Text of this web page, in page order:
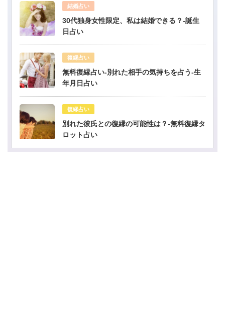
結婚占い
30代独身女性限定、私は結婚できる？-誕生
日占い
復縁占い
無料復縁占い-別れた相手の気持ちを占う-生
年月日占い
復縁占い
別れた彼氏との復縁の可能性は？-無料復縁タ
ロット占い